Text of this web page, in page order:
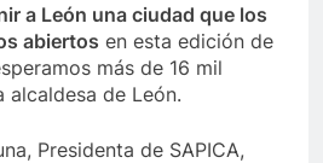
a León una ciudad que los
abiertos en esta edición de
más de 16 mil
alcaldesa de León.
Presidenta de SAPICA,